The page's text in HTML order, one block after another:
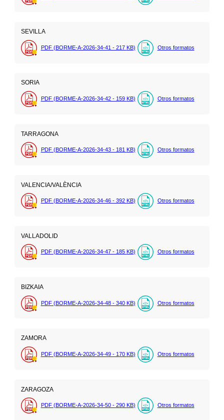
SEVILLA
PDF (BORME-A-2026-34-41 - 217 KB) Otros formatos
SORIA
PDF (BORME-A-2026-34-42 - 159 KB) Otros formatos
TARRAGONA
PDF (BORME-A-2026-34-43 - 181 KB) Otros formatos
VALENCIA/VALÈNCIA
PDF (BORME-A-2026-34-46 - 392 KB) Otros formatos
VALLADOLID
PDF (BORME-A-2026-34-47 - 185 KB) Otros formatos
BIZKAIA
PDF (BORME-A-2026-34-48 - 340 KB) Otros formatos
ZAMORA
PDF (BORME-A-2026-34-49 - 170 KB) Otros formatos
ZARAGOZA
PDF (BORME-A-2026-34-50 - 290 KB) Otros formatos